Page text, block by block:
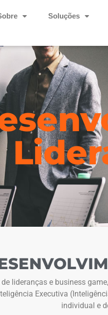
Soluções
lideranças e business
Executiva
individual e